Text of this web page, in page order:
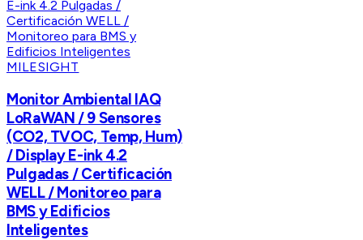
MILESIGHT
Monitor Ambiental IAQ
LoRaWAN / 9 Sensores
(CO2, TVOC, Temp, Hum)
/ Display E-ink 4.2
Pulgadas / Certificación
WELL / Monitoreo para
BMS y Edificios
Inteligentes